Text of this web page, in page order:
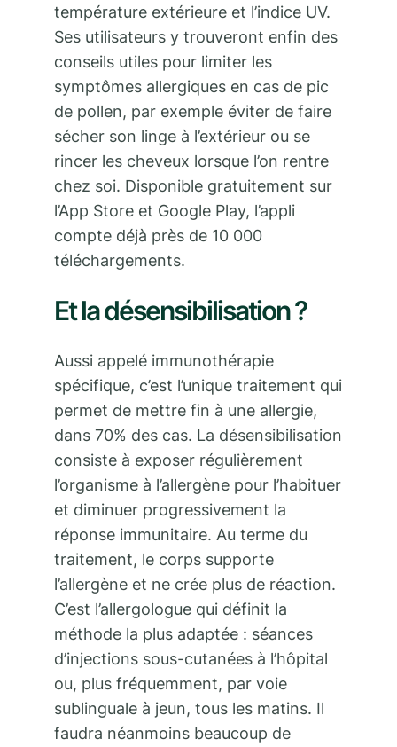
température extérieure et l’indice UV.
Ses utilisateurs y trouveront enfin des
conseils utiles pour limiter les
symptômes allergiques en cas de pic
de pollen, par exemple éviter de faire
sécher son linge à l’extérieur ou se
rincer les cheveux lorsque l’on rentre
chez soi. Disponible gratuitement sur
l’App Store et Google Play, l’appli
compte déjà près de 10 000
téléchargements.
Et la désensibilisation ?
Aussi appelé immunothérapie
spécifique, c’est l’unique traitement qui
permet de mettre fin à une allergie,
dans 70% des cas. La désensibilisation
consiste à exposer régulièrement
l’organisme à l’allergène pour l’habituer
et diminuer progressivement la
réponse immunitaire. Au terme du
traitement, le corps supporte
l’allergène et ne crée plus de réaction.
C’est l’allergologue qui définit la
méthode la plus adaptée : séances
d’injections sous-cutanées à l’hôpital
ou, plus fréquemment, par voie
sublinguale à jeun, tous les matins. Il
faudra néanmoins beaucoup de